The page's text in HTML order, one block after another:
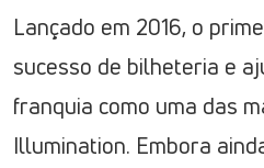
Lançado em 2016, o
sucesso de bilheteria e
franquia como uma das
Illumination. Embora